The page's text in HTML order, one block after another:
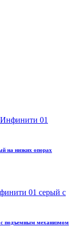
на низких опорах
подъемным механизмом